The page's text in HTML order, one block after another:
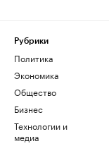
Рубрики
Политика
Экономика
Общество
Бизнес
Технологии и
медиа